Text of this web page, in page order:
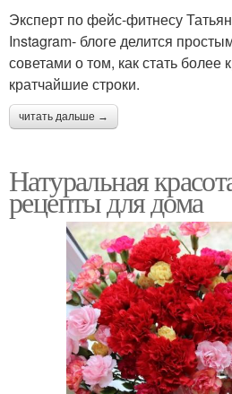
Эксперт по фейс-фитнесу
Instagram- блоге делится
советами о том, как стать более
кратчайшие строки.
читать дальше →
Натуральная
рецепты для дома